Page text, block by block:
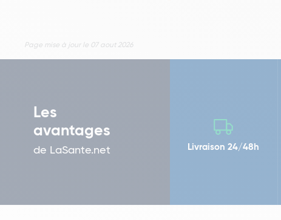
Page mise à jour le 07 aout 2026
Les
avantages
de LaSante.net Livraison 24/48h